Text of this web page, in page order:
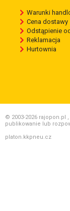
Warunki
Cena dostawy
Odstąpienie
Reklamacja
Hurtownia
© 2003-2026 rajopon.pl
publikowanie lub
platon.kkpneu.cz